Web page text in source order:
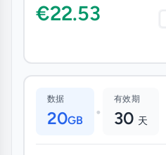
€22.53
数据
20GB •
有效期
30 天